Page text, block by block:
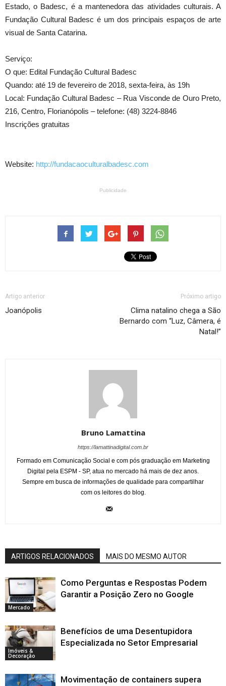
Estado, o Badesc, é a mantenedora das atividades culturais. A
Fundação Cultural Badesc é um dos principais espaços de arte
visual de Santa Catarina.
Serviço:
O que: Edital Fundação Cultural Badesc
Quando: até 19 de fevereiro de 2018, sexta-feira, às 19h
Local: Fundação Cultural Badesc – Rua Visconde de Ouro Preto,
216, Centro, Florianópolis – telefone: (48) 3224-8846
Inscrições gratuitas
Website: http://fundacaoculturalbadesc.com
Publicidade
Artigo anterior
Joanópolis
Próximo artigo
Clima natalino chega a São
Bernardo com “Luz, Câmera, é
Natal!”
Bruno Lamattina
https://lamattinadigital.com.br
Formado em Comunicação Social e com pós graduação em Marketing
Digital pela ESPM - SP, atua no mercado há mais de dez anos.
Sempre em busca de informações de qualidade para compartilhar
com os leitores do blog.
ARTIGOS RELACIONADOS MAIS DO MESMO AUTOR
Mercado
Como Perguntas e Respostas Podem
Garantir a Posição Zero no Google
Imóveis &
Decoração
Benefícios de uma Desentupidora
Especializada no Setor Empresarial
Movimentação de containers supera